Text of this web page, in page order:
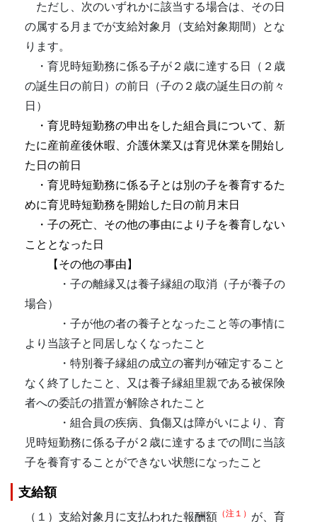
ただし、次のいずれかに該当する場合は、その日
の属する月までが支給対象月（支給対象期間）とな
ります。
・育児時短勤務に係る子が２歳に達する日（２歳
の誕生日の前日）の前日（子の２歳の誕生日の前々
日）
・育児時短勤務の申出をした組合員について、新
たに産前産後休暇、介護休業又は育児休業を開始し
た日の前日
・育児時短勤務に係る子とは別の子を養育するた
めに育児時短勤務を開始した日の前月末日
・子の死亡、その他の事由により子を養育しない
こととなった日
【その他の事由】
・子の離縁又は養子縁組の取消（子が養子の
場合）
・子が他の者の養子となったこと等の事情に
より当該子と同居しなくなったこと
・特別養子縁組の成立の審判が確定すること
なく終了したこと、又は養子縁組里親である被保険
者への委託の措置が解除されたこと
・組合員の疾病、負傷又は障がいにより、育
児時短勤務に係る子が２歳に達するまでの間に当該
子を養育することができない状態になったこと
支給額
（１）支給対象月に支払われた報酬額 （注１） が、育